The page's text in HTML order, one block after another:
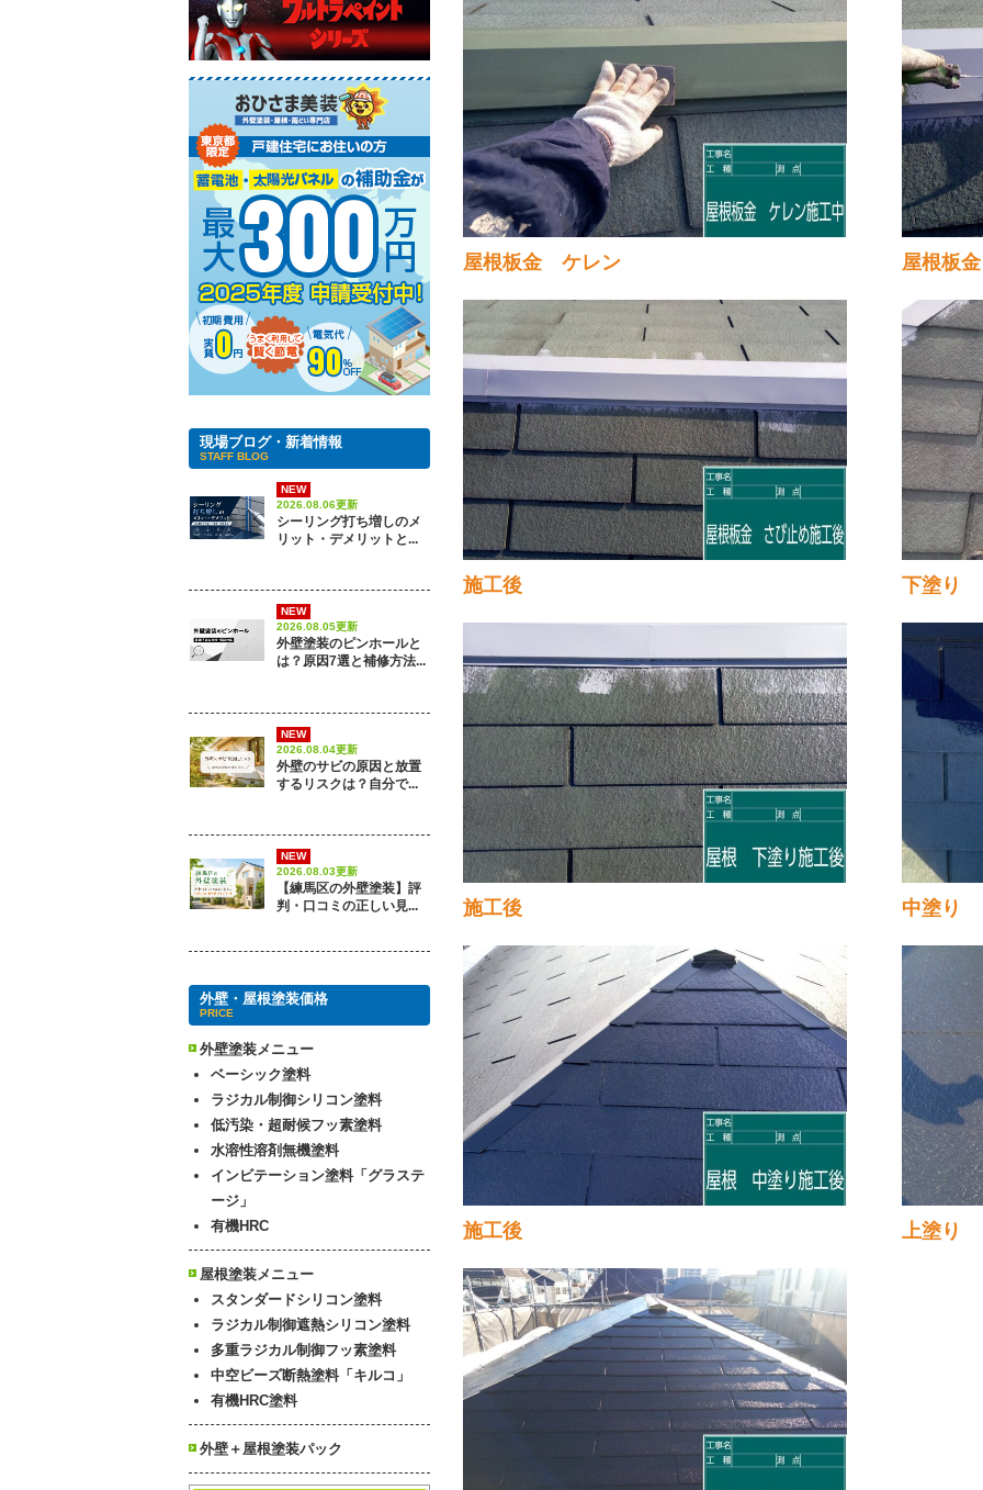
屋根板金 ケレン 屋根板
施工後 下塗り
施工後 中塗り
施工後 上塗り
現場ブログ・新着情報
STAFF BLOG
NEW
2026.08.06更新
シーリング打ち増しのメ
リット・デメリットと...
NEW
2026.08.05更新
外壁塗装のピンホールと
は？原因7選と補修方法...
NEW
2026.08.04更新
外壁のサビの原因と放置
するリスクは？自分で...
NEW
2026.08.03更新
【練馬区の外壁塗装】評
判・口コミの正しい見...
外壁・屋根塗装価格
PRICE
外壁塗装メニュー
ベーシック塗料
ラジカル制御シリコン塗料
低汚染・超耐候フッ素塗料
水溶性溶剤無機塗料
インビテーション塗料「グラステ
ージ」
有機HRC
屋根塗装メニュー
スタンダードシリコン塗料
ラジカル制御遮熱シリコン塗料
多重ラジカル制御フッ素塗料
中空ビーズ断熱塗料「キルコ」
有機HRC塗料
外壁＋屋根塗装パック